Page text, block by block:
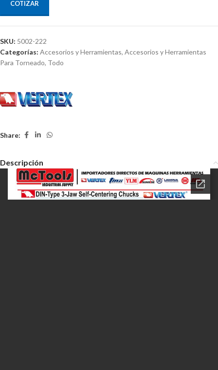
COTIZAR
SKU: 5002-222
Categorías: Accesorios y Herramientas, Accesorios y Herramientas
Para Torneado, Todo
Share:
Descripción